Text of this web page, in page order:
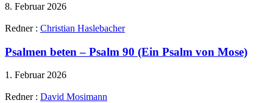
8. Februar 2026
Redner : Christian Haslebacher
Psalmen beten – Psalm 90 (Ein Psalm von Mose)
1. Februar 2026
Redner : David Mosimann